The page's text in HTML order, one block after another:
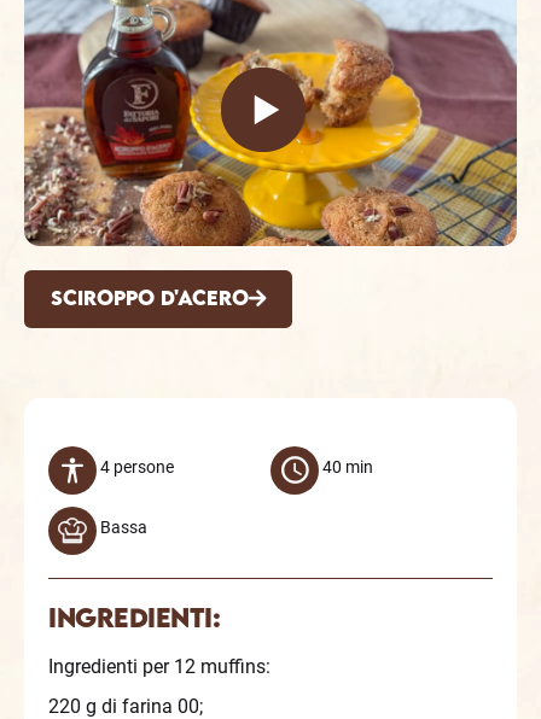
Sciroppo d'Acero
4 persone 40 min
Bassa
Ingredienti:
Ingredienti per 12 muffins:
220 g di farina 00;